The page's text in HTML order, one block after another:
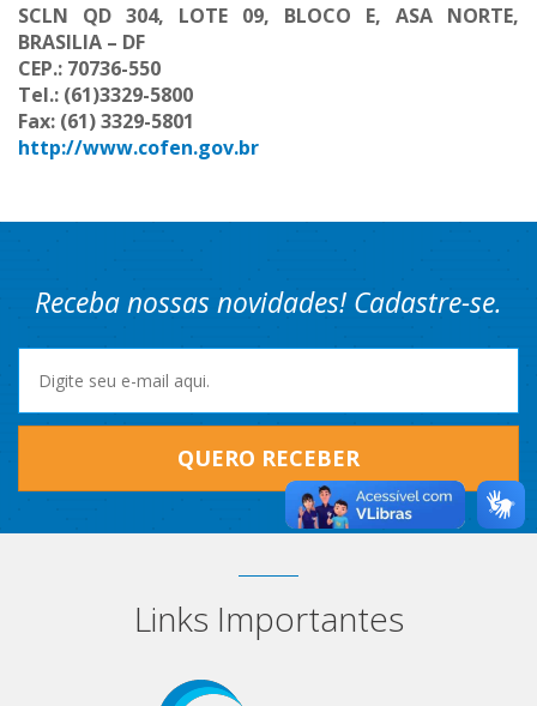
SCLN QD 304, LOTE 09, BLOCO E, ASA NORTE,
BRASILIA – DF
CEP.: 70736-550
Tel.: (61)3329-5800
Fax: (61) 3329-5801
http://www.cofen.gov.br
Receba nossas novidades! Cadastre-se.
QUERO RECEBER
Links Importantes